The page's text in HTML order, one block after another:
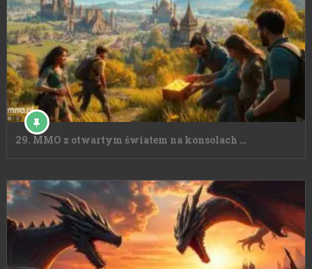
29. MMO z otwartym światem na konsolach …